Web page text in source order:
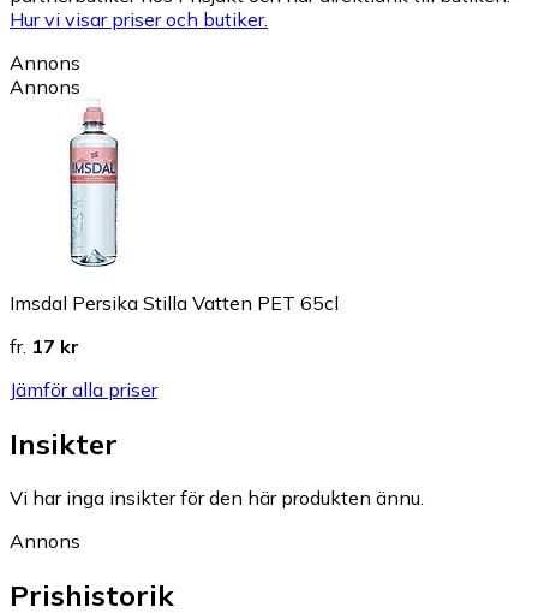
Hur vi visar priser och butiker.
Annons
Annons
Imsdal Persika Stilla Vatten PET 65cl
fr. 17 kr
Jämför alla priser
Insikter
Vi har inga insikter för den här produkten ännu.
Annons
Prishistorik